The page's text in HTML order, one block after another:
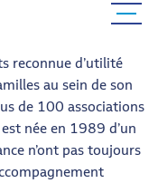
reconnue d’utilité
au sein de son
de 100 associations
née en 1989 d’un
n’ont pas toujours